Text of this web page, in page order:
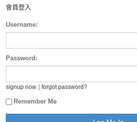
會員登入
Username:
Password:
signup now forgot password?
Remember Me